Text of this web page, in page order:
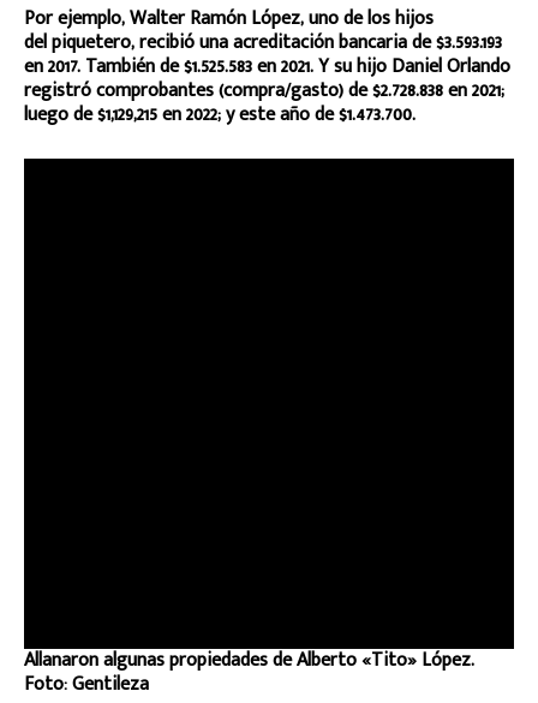
Por ejemplo, Walter Ramón López, uno de los hijos
del piquetero, recibió una acreditación bancaria de $3.593.193
en 2017. También de $1.525.583 en 2021. Y su hijo Daniel Orlando
registró comprobantes (compra/gasto) de $2.728.838 en 2021;
luego de $1,129,215 en 2022; y este año de $1.473.700.
Allanaron algunas propiedades de Alberto «Tito» López.
Foto: Gentileza